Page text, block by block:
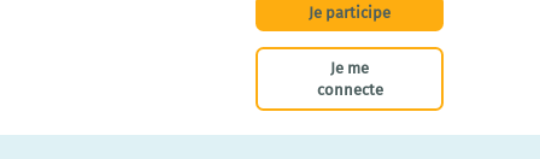
Je participe
Je me
connecte